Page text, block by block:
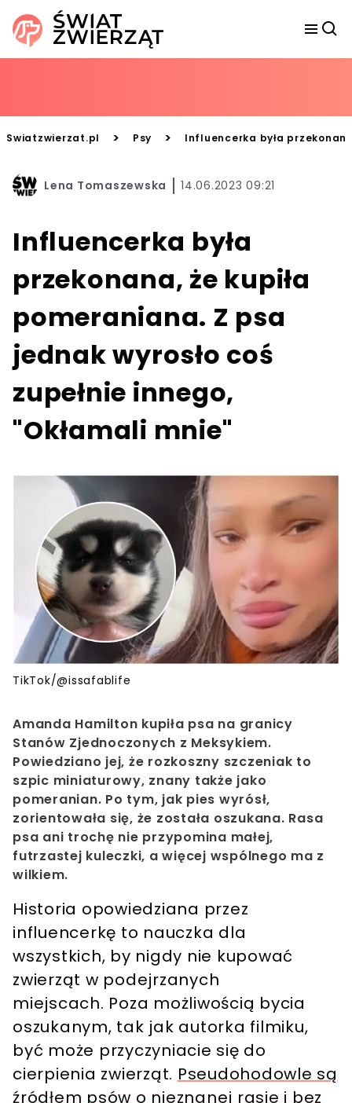
Swiatzwierzat.pl > Psy > Influencerka była
Lena Tomaszewska 14.06.2023 09:21
Influencerka była
przekonana, że kupiła
pomeraniana. Z psa
jednak wyrosło coś
zupełnie innego,
"Okłamali mnie"
TikTok/@issafablife
Amanda Hamilton kupiła psa na granicy
Stanów Zjednoczonych z Meksykiem.
Powiedziano jej, że rozkoszny szczeniak to
szpic miniaturowy, znany także jako
pomeranian. Po tym, jak pies wyrósł,
zorientowała się, że została oszukana. Rasa
psa ani trochę nie przypomina małej,
futrzastej kuleczki, a więcej wspólnego ma z
wilkiem.
Historia opowiedziana przez
influencerkę to nauczka dla
wszystkich, by nigdy nie kupować
zwierząt w podejrzanych
miejscach. Poza możliwością bycia
oszukanym, tak jak autorka filmiku,
być może przyczyniacie się do
cierpienia zwierząt. Pseudohodowle są
źródłem psów o nieznanej rasie i bez